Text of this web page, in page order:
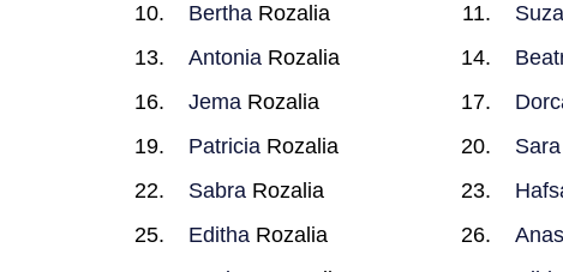
Bertha Rozalia
Antonia Rozalia
Jema Rozalia
Patricia Rozalia Sara
Sabra Rozalia
Editha Rozalia